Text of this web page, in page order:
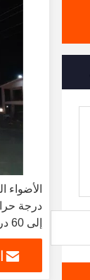
إلى 60 درجة مئوية 3 كجم